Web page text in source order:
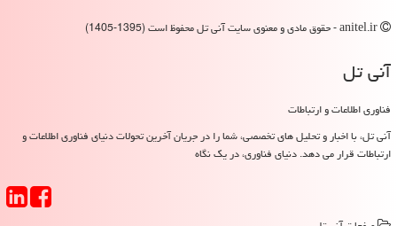
آنی تل
فناوری اطلاعات و ارتباطات
آنی تل، با اخبار و تحلیل های تخصصی، شما را در جریان آخرین تحولات دنیای فناوری اطلاعات و
ارتباطات قرار می دهد. دنیای فناوری، در یک نگاه